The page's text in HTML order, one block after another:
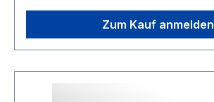
Zum Kauf anmelden